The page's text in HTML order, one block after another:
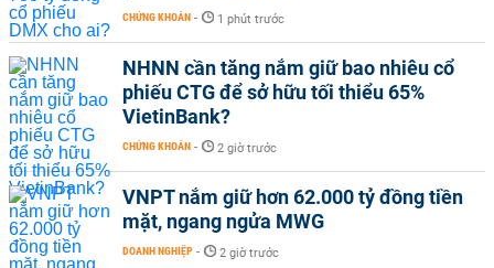
CHỨNG KHOÁN - 1 phút trước
NHNN cần tăng nắm giữ bao nhiêu cổ
phiếu CTG để sở hữu tối thiểu 65%
VietinBank?
CHỨNG KHOÁN - 2 giờ trước
VNPT nắm giữ hơn 62.000 tỷ đồng tiền
mặt, ngang ngửa MWG
DOANH NGHIỆP - 2 giờ trước